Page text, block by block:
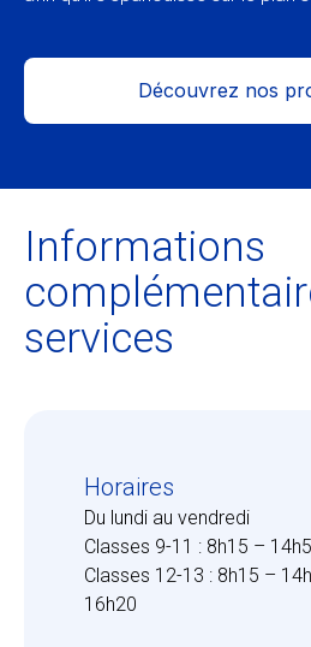
Découvrez nos
Informations
services
Horaires
Du lundi au vendredi
Classes 9-11 : 8h15 –
Classes 12-13 : 8h15 –
16h20